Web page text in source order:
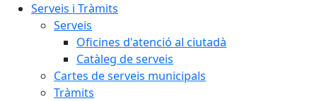
Serveis i Tràmits
Serveis
Oficines d'atenció al ciutadà
Catàleg de serveis
Cartes de serveis municipals
Tràmits